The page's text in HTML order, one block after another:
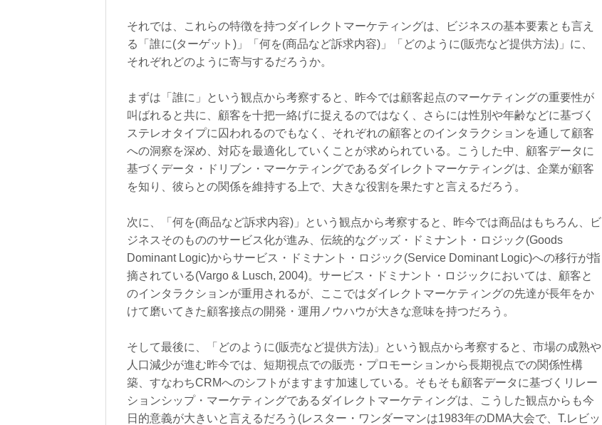
それでは、これらの特徴を持つダイレクトマーケティングは、ビジネスの基本要素とも言え
る「誰に(ターゲット)」「何を(商品など訴求内容)」「どのように(販売など提供方法)」に、
それぞれどのように寄与するだろうか。
まずは「誰に」という観点から考察すると、昨今では顧客起点のマーケティングの重要性が
叫ばれると共に、顧客を十把一絡げに捉えるのではなく、さらには性別や年齢などに基づく
ステレオタイプに囚われるのでもなく、それぞれの顧客とのインタラクションを通して顧客
への洞察を深め、対応を最適化していくことが求められている。こうした中、顧客データに
基づくデータ・ドリブン・マーケティングであるダイレクトマーケティングは、企業が顧客
を知り、彼らとの関係を維持する上で、大きな役割を果たすと言えるだろう。
次に、「何を(商品など訴求内容)」という観点から考察すると、昨今では商品はもちろん、ビ
ジネスそのもののサービス化が進み、伝統的なグッズ・ドミナント・ロジック(Goods
Dominant Logic)からサービス・ドミナント・ロジック(Service Dominant Logic)への移行が指
摘されている(Vargo & Lusch, 2004)。サービス・ドミナント・ロジックにおいては、顧客と
のインタラクションが重用されるが、ここではダイレクトマーケティングの先達が長年をか
けて磨いてきた顧客接点の開発・運用ノウハウが大きな意味を持つだろう。
そして最後に、「どのように(販売など提供方法)」という観点から考察すると、市場の成熟や
人口減少が進む昨今では、短期視点での販売・プロモーションから長期視点での関係性構
築、すなわちCRMへのシフトがますます加速している。そもそも顧客データに基づくリレー
ションシップ・マーケティングであるダイレクトマーケティングは、こうした観点からも今
日的意義が大きいと言えるだろう(レスター・ワンダーマンは1983年のDMA大会で、T.レビッ